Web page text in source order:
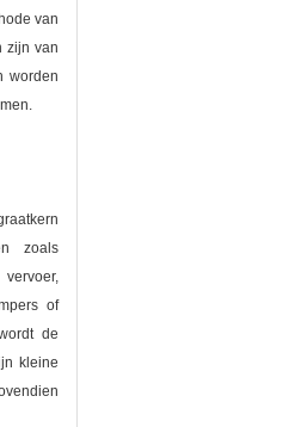
van
zijn van
worden
zoals
of
de
kleine